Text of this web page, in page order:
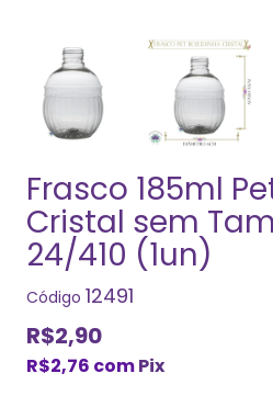
Frasco 185ml
Cristal sem
24/410 (1un)
Código 12491
R$2,90
R$2,76 comPix